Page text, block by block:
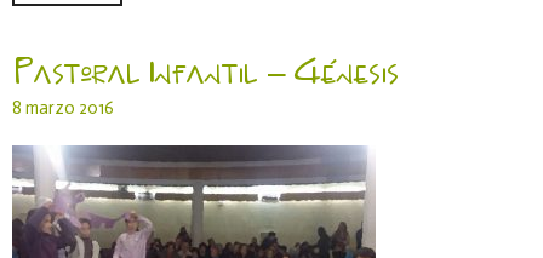
Pastoral Infantil – Génesis
8 marzo 2016